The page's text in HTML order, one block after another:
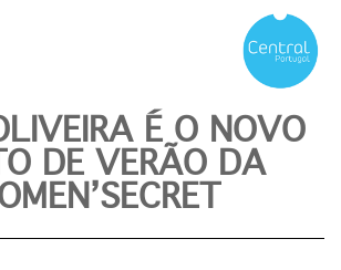
É O NOVO
DE VERÃO DA